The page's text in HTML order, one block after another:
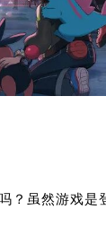
？虽然游戏是